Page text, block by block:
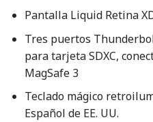
Pantalla Liquid Retina
Tres puertos
para tarjeta SDXC,
MagSafe 3
Teclado mágico
Español de EE. UU.